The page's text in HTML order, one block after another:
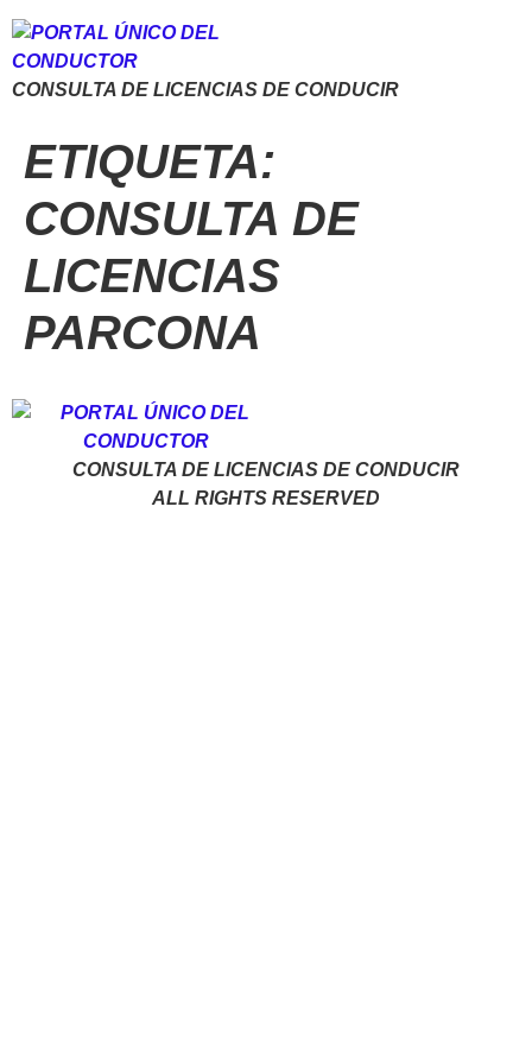
CONSULTA DE LICENCIAS DE CONDUCIR
ETIQUETA:
CONSULTA DE
LICENCIAS
PARCONA
CONSULTA DE LICENCIAS DE CONDUCIR
ALL RIGHTS RESERVED